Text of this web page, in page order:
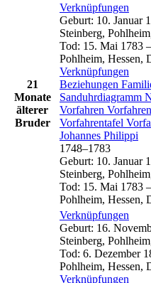
21
Monate
älterer
Bruder
Verknüpfungen
Geburt: 10. Januar
Steinberg,
Tod: 15. Mai 1783
Pohlheim, Hessen,
Verknüpfungen
Beziehungen
Sanduhrdiagramm
Vorfahren
Vorfahrentafel
Johannes Philippi
1748–1783
Geburt: 10. Januar
Steinberg,
Tod: 15. Mai 1783
Pohlheim, Hessen,
Verknüpfungen
Geburt: 16.
Steinberg,
Tod: 6. Dezember
Pohlheim, Hessen,
Verknüpfungen